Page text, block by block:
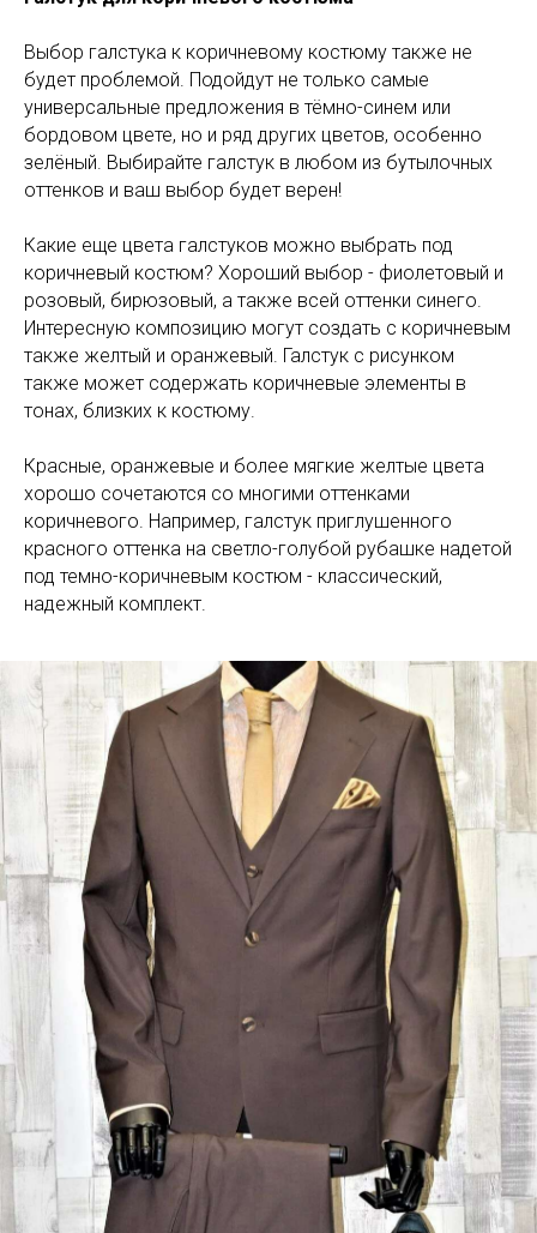
Выбор галстука к коричневому костюму также не
будет проблемой. Подойдут не только самые
универсальные предложения в тёмно-синем или
бордовом цвете, но и ряд других цветов, особенно
зелёный. Выбирайте галстук в любом из бутылочных
оттенков и ваш выбор будет верен!
Какие еще цвета галстуков можно выбрать под
коричневый костюм? Хороший выбор - фиолетовый и
розовый, бирюзовый, а также всей оттенки синего.
Интересную композицию могут создать с коричневым
также желтый и оранжевый. Галстук с рисунком
также может содержать коричневые элементы в
тонах, близких к костюму.
Красные, оранжевые и более мягкие желтые цвета
хорошо сочетаются со многими оттенками
коричневого. Например, галстук приглушенного
красного оттенка на светло-голубой рубашке надетой
под темно-коричневым костюм - классический,
надежный комплект.